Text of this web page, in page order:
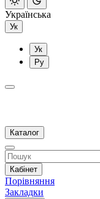
Українська
Ук
Ук
Ру
Каталог
Кабінет
Порівняння
Закладки